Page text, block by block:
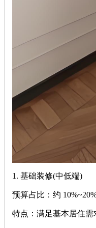
‌1. 基础装修(中低端)‌
预算占比‌：约
特点‌：满足基本居住